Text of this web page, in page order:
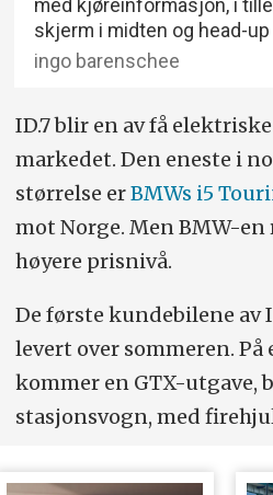
med kjøreinformasjon, i
skjerm i midten og head-up
ingo barenschee
ID.7 blir en av få
markedet. Den eneste i
størrelse erBMWs i5
mot Norge. Men BMW-
høyere prisnivå.
De første kundebilene av
levert over sommeren.
kommer en GTX-utgave,
stasjonsvogn, med